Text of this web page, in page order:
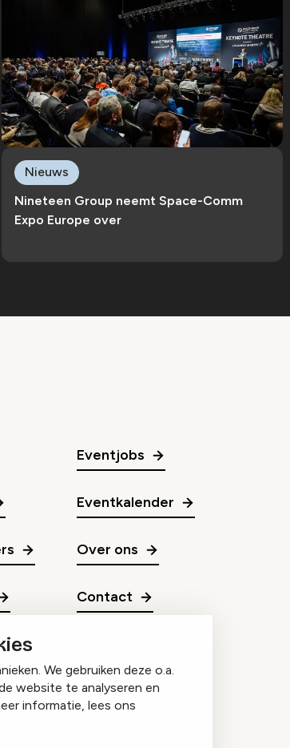
We gebruiken deze o.a.
website te analyseren en
informatie, lees ons
Nineteen Group neemt Space-Comm
Expo Europe over
Nieuws
Eventjobs
Eventkalender
Over ons
Contact